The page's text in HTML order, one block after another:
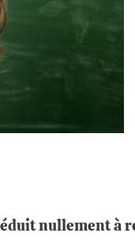
réduit nullement